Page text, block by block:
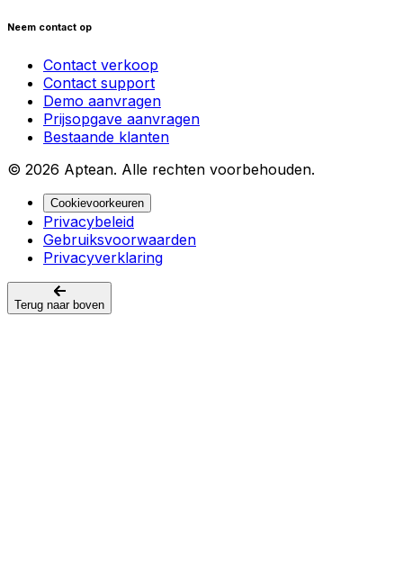
Neem contact op
Contact verkoop
Contact support
Demo aanvragen
Prijsopgave aanvragen
Bestaande klanten
© 2026 Aptean. Alle rechten voorbehouden.
Cookievoorkeuren
Privacybeleid
Gebruiksvoorwaarden
Privacyverklaring
Terug naar boven